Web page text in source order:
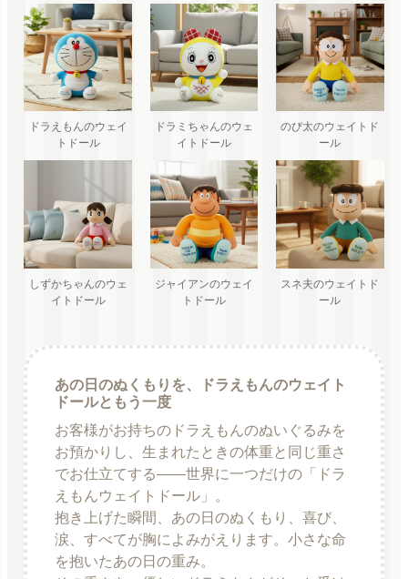
ドラえもんのウェイ
トドール
ドラミちゃんのウェ
イトドール
のび太のウェイトド
ール
しずかちゃんのウェ
イトドール
ジャイアンのウェイ
トドール
スネ夫のウェイトド
ール
あの日のぬくもりを、ドラえもんのウェイト
ドールともう一度
お客様がお持ちのドラえもんのぬいぐるみを
お預かりし、生まれたときの体重と同じ重さ
でお仕立てする――世界に一つだけの「ドラ
えもんウェイトドール」。
抱き上げた瞬間、あの日のぬくもり、喜び、
涙、すべてが胸によみがえります。小さな命
を抱いたあの日の重み。